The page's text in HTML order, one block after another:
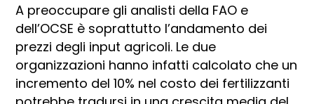
A preoccupare gli analisti della FAO e
dell’OCSE è soprattutto l’andamento dei
prezzi degli input agricoli. Le due
organizzazioni hanno infatti calcolato che un
incremento del 10% nel costo dei fertilizzanti